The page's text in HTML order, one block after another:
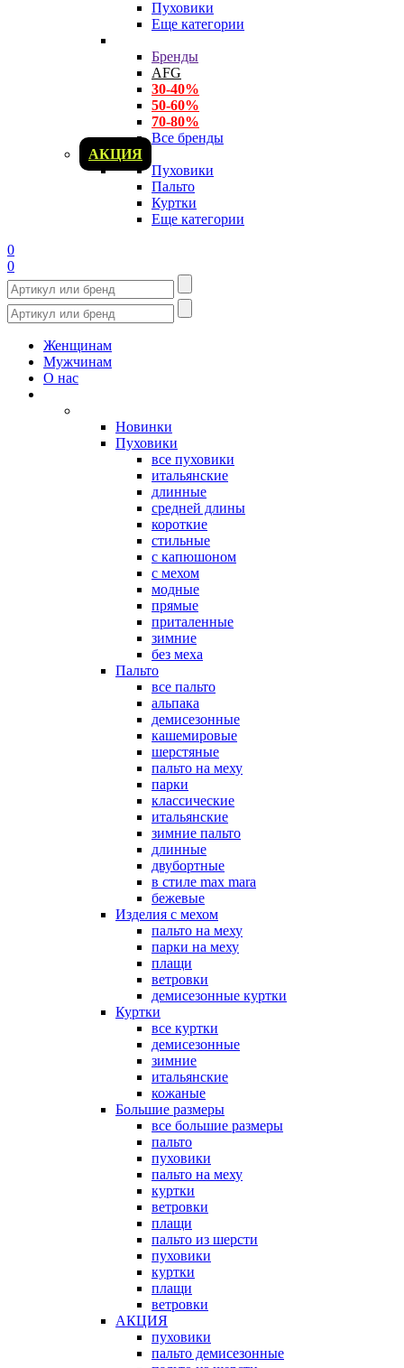
Пуховики
Еще категории
Бренды
AFG
30-40%
50-60%
70-80%
Все бренды
АКЦИЯ
Пуховики
Пальто
Куртки
Еще категории
0
0
Женщинам
Мужчинам
О нас
Новинки
Пуховики
все пуховики
итальянские
длинные
средней длины
короткие
стильные
с капюшоном
с мехом
модные
прямые
приталенные
зимние
без меха
Пальто
все пальто
альпака
демисезонные
кашемировые
шерстяные
пальто на меху
парки
классические
итальянские
зимние пальто
длинные
двубортные
в стиле max mara
бежевые
Изделия с мехом
пальто на меху
парки на меху
плащи
ветровки
демисезонные куртки
Куртки
все куртки
демисезонные
зимние
итальянские
кожаные
Большие размеры
все большие размеры
пальто
пуховики
пальто на меху
куртки
ветровки
плащи
пальто из шерсти
пуховики
куртки
плащи
ветровки
АКЦИЯ
пуховики
пальто демисезонные